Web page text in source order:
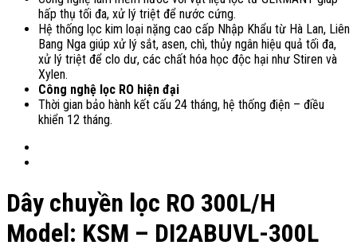
hấp thụ tối đa, xử lý triệt để nước cứng.
Hệ thống lọc kim loại nặng cao cấp Nhập Khẩu từ Hà Lan, Liên
Bang Nga giúp xử lý sắt, asen, chì, thủy ngân hiệu quả tối đa,
xử lý triệt để clo dư, các chất hóa học độc hại như Stiren và
Xylen.
Công nghệ lọc RO hiện đại
Thời gian bảo hành kết cấu 24 tháng, hệ thống điện – điều
khiển 12 tháng.
Dây chuyền lọc RO 300L/H
Model: KSM – DI2ABUVL-300L